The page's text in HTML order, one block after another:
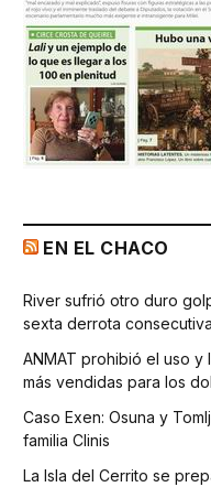
EN EL CHACO
River sufrió otro duro
sexta derrota consecutiva
ANMAT prohibió el uso y
más vendidas para los
Caso Exen: Osuna y
familia Clinis
La Isla del Cerrito se